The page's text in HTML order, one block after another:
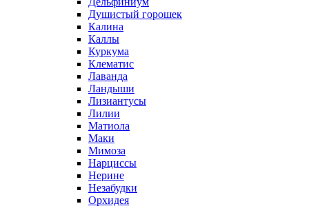
Душистый горошек
Калина
Каллы
Куркума
Клематис
Лаванда
Ландыши
Лизиантусы
Лилии
Матиола
Маки
Мимоза
Нарциссы
Нерине
Незабудки
Орхидея